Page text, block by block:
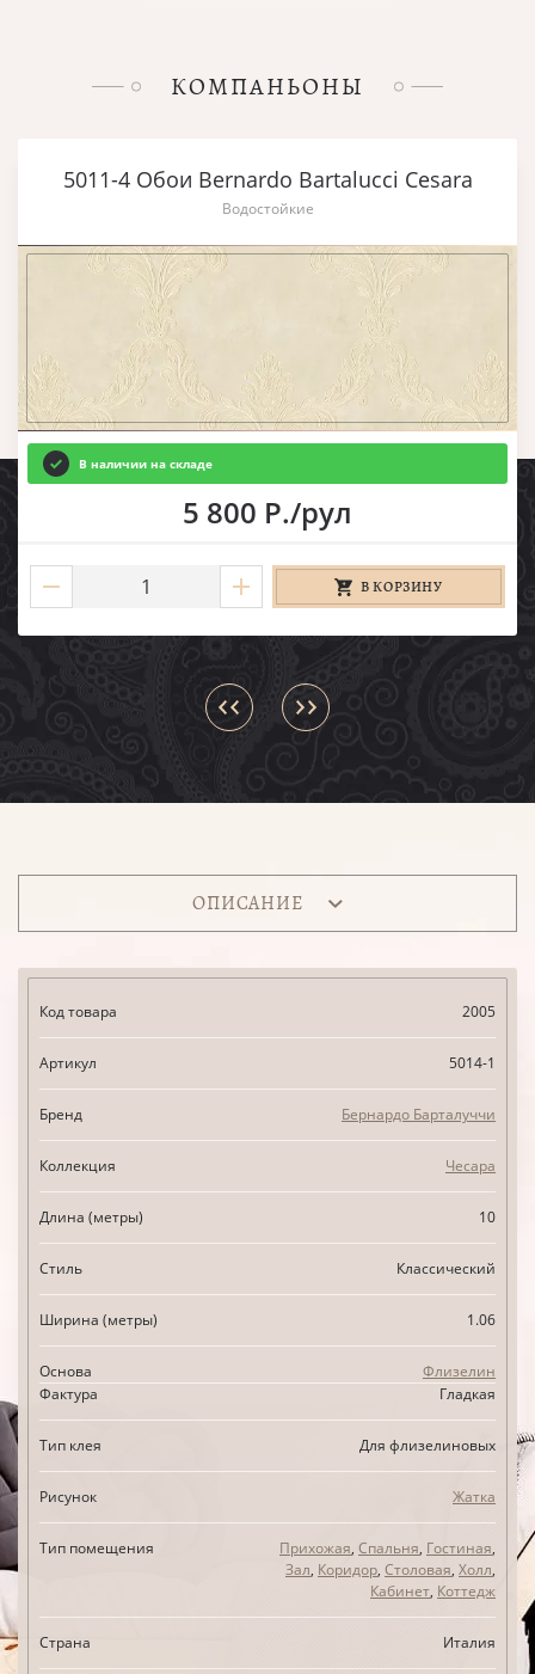
КОМПАНЬОНЫ
5011-4 Обои Bernardo Bartalucci Cesara
Водостойкие
В наличии на складе
5 800 Р./рул
В КОРЗИНУ
ОПИСАНИЕ
Код товара 2005
Артикул 5014-1
Бренд Бернардо Барталуччи
Коллекция Чесара
Длина (метры) 10
Стиль Классический
Ширина (метры) 1.06
Основа
Флизелин
Фактура
Гладкая
Тип клея Для флизелиновых
Рисунок Жатка
Тип помещения Прихожая, Спальня, Гостиная,
Зал, Коридор, Столовая, Холл,
Кабинет, Коттедж
Страна Италия